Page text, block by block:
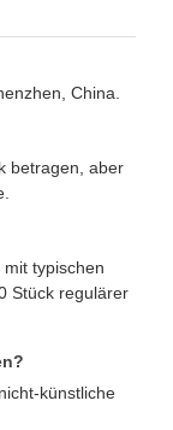
China.
betragen, aber
typischen
Stück regulärer
künstliche